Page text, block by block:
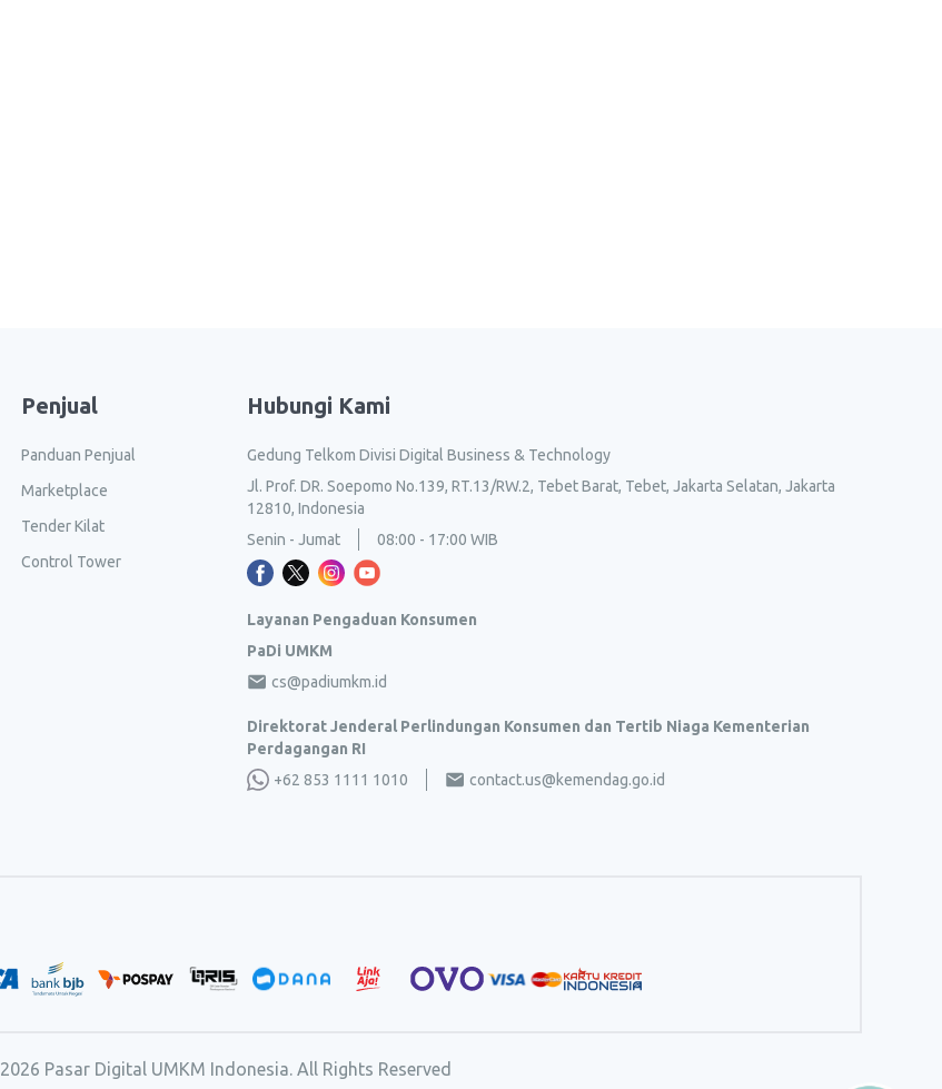
Penjual
Panduan Penjual
Marketplace
Tender Kilat
Control Tower
Hubungi Kami
Gedung Telkom Divisi Digital Business & Technology
Jl. Prof. DR. Soepomo No.139, RT.13/RW.2, Tebet Barat, Tebet, Jakarta Selatan, Jakarta
12810, Indonesia
Senin - Jumat
08:00 - 17:00 WIB
Layanan Pengaduan Konsumen
PaDi UMKM
cs@padiumkm.id
Direktorat Jenderal Perlindungan Konsumen dan Tertib Niaga Kementerian
Perdagangan RI
+62 853 1111 1010
contact.us@kemendag.go.id
2026 Pasar Digital UMKM Indonesia. All Rights Reserved